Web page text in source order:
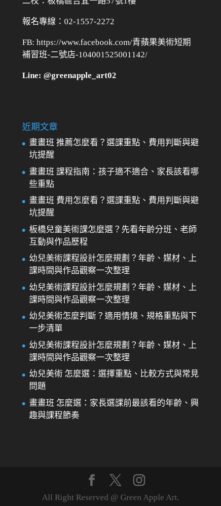
報名專線：02-1557-2272
FB: https://www.facebook.com/青蘋果美術短期
補習班-二號店-104001525001142/
Line: @greenapple_art02
近期文章
畫畫班 推薦怎麼看？選課重點、費用判斷與避
坑提醒
畫畫班 課程指南：孩子適不適合、家長該看哪
些重點
畫畫班 費用怎麼看？選課重點、費用判斷與避
坑提醒
板橋兒童美術課怎麼選？先看年齡分班、老師
互動與作品歷程
幼兒美術課程設計怎麼規劃？年齡、媒材、上
課時間與作品觀察一次整理
幼兒美術課程設計怎麼規劃？年齡、媒材、上
課時間與作品觀察一次整理
幼兒美術怎麼判斷？適用情境、規格重點與下
一步清單
幼兒美術課程設計怎麼規劃？年齡、媒材、上
課時間與作品觀察一次整理
幼兒美術 怎麼選：選擇重點、比較方式與常見
問題
畫畫班 怎麼選：家長選課前最該看的年齡、興
趣與課程節奏
All Right Reserved @ Green Apple Art.